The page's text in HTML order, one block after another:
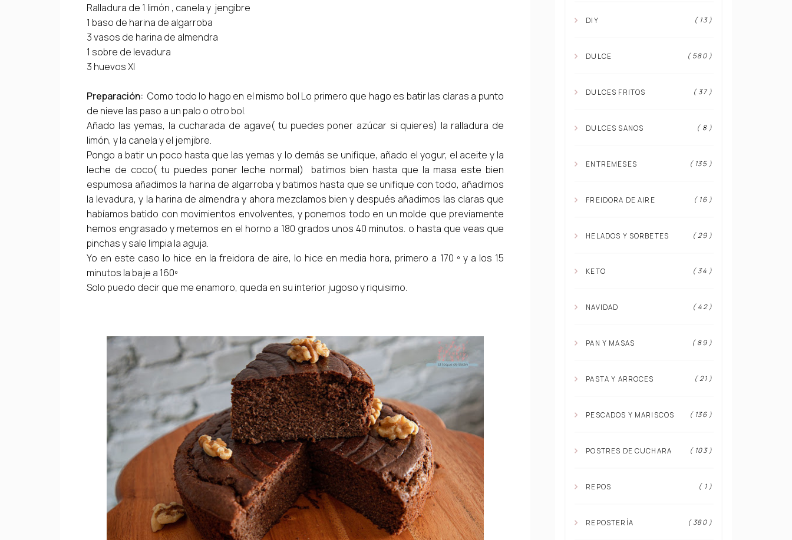
Ralladura de 1 limón , canela y jengibre
1 baso de harina de algarroba
3 vasos de harina de almendra
1 sobre de levadura
3 huevos Xl
Preparación: Como todo lo hago en el mismo bol Lo primero que hago es batir las claras a punto
de nieve las paso a un palo o otro bol.
Añado las yemas, la cucharada de agave( tu puedes poner azúcar si quieres) la ralladura de
limón, y la canela y el jemjibre.
Pongo a batir un poco hasta que las yemas y lo demás se unifique, añado el yogur, el aceite y la
leche de coco( tu puedes poner leche normal) batimos bien hasta que la masa este bien
espumosa añadimos la harina de algarroba y batimos hasta que se unifique con todo, añadimos
la levadura, y la harina de almendra y ahora mezclamos bien y después añadimos las claras que
habíamos batido con movimientos envolventes, y ponemos todo en un molde que previamente
hemos engrasado y metemos en el horno a 180 grados unos 40 minutos. o hasta que veas que
pinchas y sale limpia la aguja.
Yo en este caso lo hice en la freidora de aire, lo hice en media hora, primero a 170 º y a los 15
minutos la baje a 160º
Solo puedo decir que me enamoro, queda en su interior jugoso y riquisimo.
DIY ( 13 )
DULCE ( 580 )
DULCES FRITOS ( 37 )
DULCES SANOS ( 8 )
ENTREMESES ( 135 )
FREIDORA DE AIRE ( 16 )
HELADOS Y SORBETES ( 29 )
KETO ( 34 )
NAVIDAD ( 42 )
PAN Y MASAS ( 89 )
PASTA Y ARROCES ( 21 )
PESCADOS Y MARISCOS ( 136 )
POSTRES DE CUCHARA ( 103 )
REPOS ( 1 )
REPOSTERÍA ( 380 )